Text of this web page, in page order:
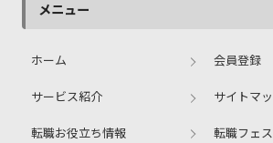
メニュー
ホーム 会員登録
サービス紹介 サイトマ
転職お役立ち情報 転職フェ